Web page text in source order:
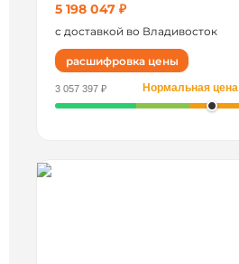
5 198 047 ₽
с доставкой во Владивосток
расшифровка цены
3 057 397 ₽ Нормальная цена